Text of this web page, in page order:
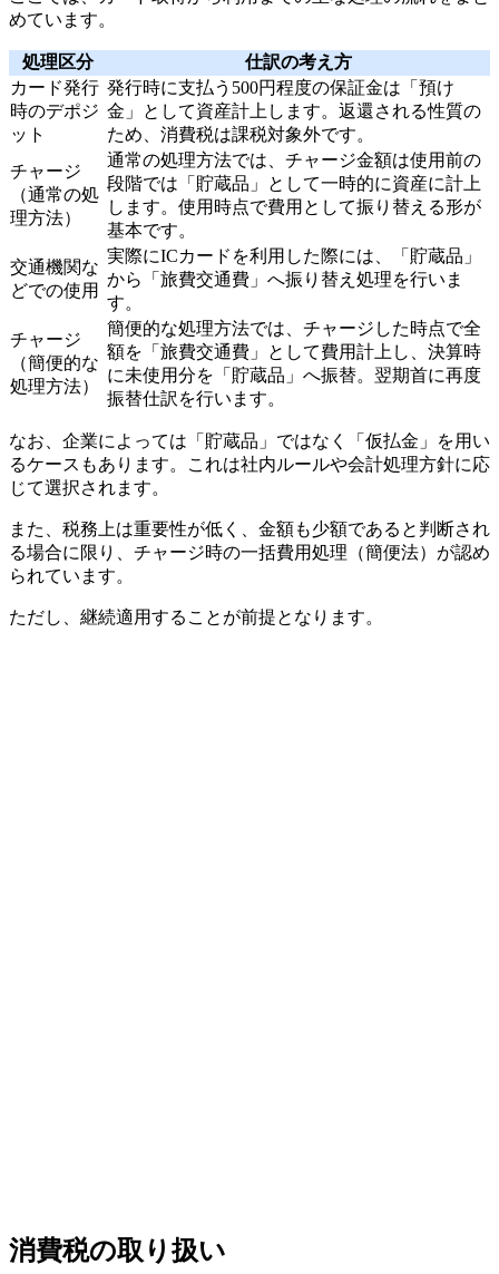
めています。
処理区分
仕訳の考え方
カード発行
時のデポジ
ット
発行時に支払う500円程度の保証金は「預け
金」として資産計上します。返還される性質の
ため、消費税は課税対象外です。
チャージ
（通常の処
理方法）
通常の処理方法では、チャージ金額は使用前の
段階では「貯蔵品」として一時的に資産に計上
します。使用時点で費用として振り替える形が
基本です。
交通機関な
どでの使用
実際にICカードを利用した際には、「貯蔵品」
から「旅費交通費」へ振り替え処理を行いま
す。
チャージ
（簡便的な
処理方法）
簡便的な処理方法では、チャージした時点で全
額を「旅費交通費」として費用計上し、決算時
に未使用分を「貯蔵品」へ振替。翌期首に再度
振替仕訳を行います。
なお、企業によっては「貯蔵品」ではなく「仮払金」を用い
るケースもあります。これは社内ルールや会計処理方針に応
じて選択されます。
また、税務上は重要性が低く、金額も少額であると判断され
る場合に限り、チャージ時の一括費用処理（簡便法）が認め
られています。
ただし、継続適用することが前提となります。
消費税の取り扱い